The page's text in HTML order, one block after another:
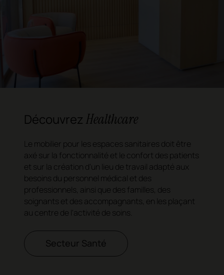
Découvrez Healthcare
Le mobilier pour les espaces sanitaires doit être
axé sur la fonctionnalité et le confort des patients
et sur la création d'un lieu de travail adapté aux
besoins du personnel médical et des
professionnels, ainsi que des familles, des
soignants et des accompagnants, en les plaçant
au centre de l'activité de soins.
Secteur Santé